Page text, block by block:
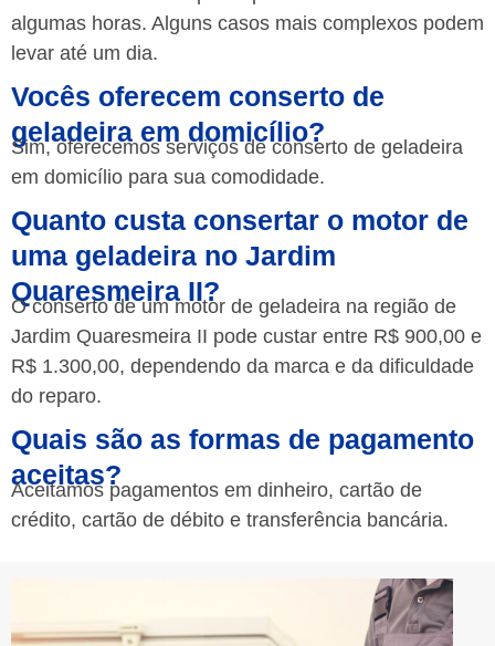
algumas horas. Alguns casos mais complexos podem
levar até um dia.
Vocês oferecem conserto de
geladeira em domicílio?
Sim, oferecemos serviços de conserto de geladeira
em domicílio para sua comodidade.
Quanto custa consertar o motor de
uma geladeira no Jardim
Quaresmeira II?
O conserto de um motor de geladeira na região de
Jardim Quaresmeira II pode custar entre R$ 900,00 e
R$ 1.300,00, dependendo da marca e da dificuldade
do reparo.
Quais são as formas de pagamento
aceitas?
Aceitamos pagamentos em dinheiro, cartão de
crédito, cartão de débito e transferência bancária.